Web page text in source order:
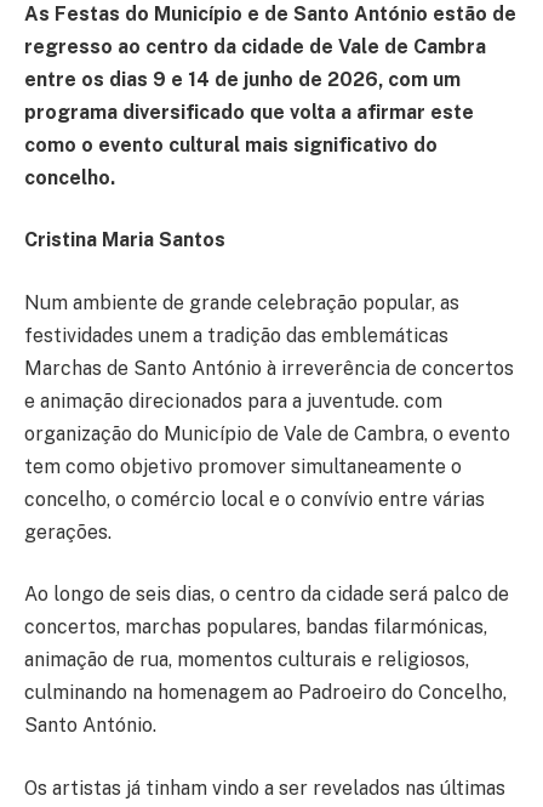
As Festas do Município e de Santo António estão de
regresso ao centro da cidade de Vale de Cambra
entre os dias 9 e 14 de junho de 2026, com um
programa diversificado que volta a afirmar este
como o evento cultural mais significativo do
concelho.
Cristina Maria Santos
Num ambiente de grande celebração popular, as
festividades unem a tradição das emblemáticas
Marchas de Santo António à irreverência de concertos
e animação direcionados para a juventude. com
organização do Município de Vale de Cambra, o evento
tem como objetivo promover simultaneamente o
concelho, o comércio local e o convívio entre várias
gerações.
Ao longo de seis dias, o centro da cidade será palco de
concertos, marchas populares, bandas filarmónicas,
animação de rua, momentos culturais e religiosos,
culminando na homenagem ao Padroeiro do Concelho,
Santo António.
Os artistas já tinham vindo a ser revelados nas últimas